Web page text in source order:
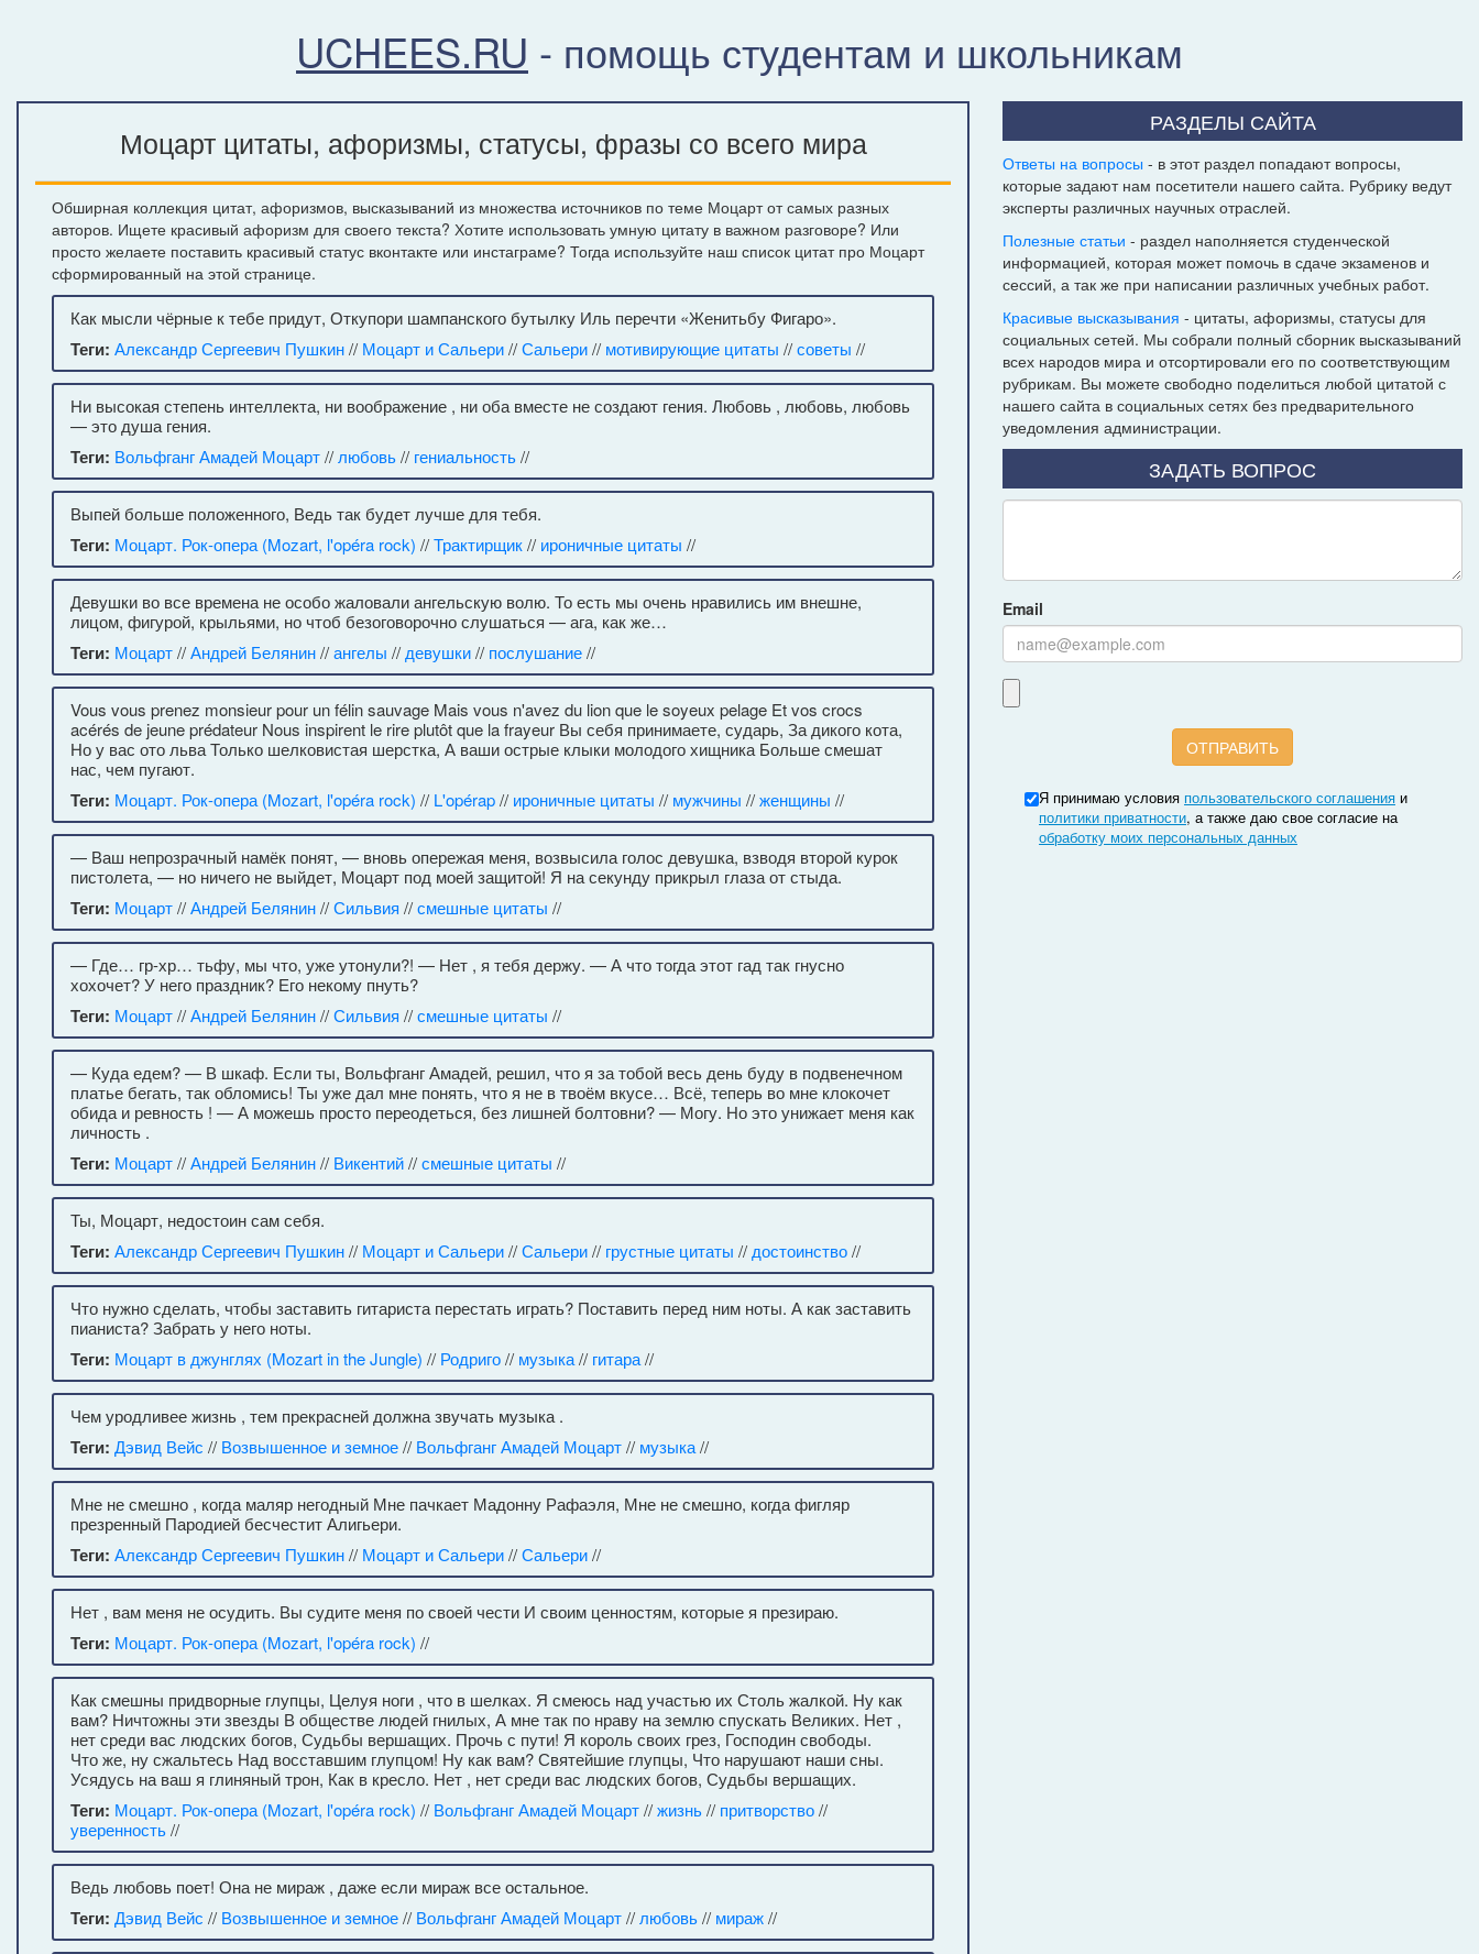
UCHEES.RU - помощь студентам и школьникам
Моцарт цитаты, афоризмы, статусы, фразы со всего мира
Обширная коллекция цитат, афоризмов, высказываний из множества источников по теме Моцарт от самых разных
авторов. Ищете красивый афоризм для своего текста? Хотите использовать умную цитату в важном разговоре? Или
просто желаете поставить красивый статус вконтакте или инстаграме? Тогда используйте наш список цитат про Моцарт
сформированный на этой странице.
Как мысли чёрные к тебе придут, Откупори шампанского бутылку Иль перечти «Женитьбу Фигаро».
Теги: Александр Сергеевич Пушкин// Моцарт и Сальери//Сальери// мотивирующие цитаты //советы //
Ни высокая степень интеллекта, ни воображение , ни оба вместе не создают гения. Любовь , любовь, любовь
— это душа гения.
Теги: Вольфганг Амадей Моцарт// любовь// гениальность//
Выпей больше положенного, Ведь так будет лучше для тебя.
Теги: Моцарт. Рок-опера (Mozart, l'opéra rock) //Трактирщик// ироничные цитаты //
Девушки во все времена не особо жаловали ангельскую волю. То есть мы очень нравились им внешне,
лицом, фигурой, крыльями, но чтоб безоговорочно слушаться — ага, как же…
Теги: Моцарт//Андрей Белянин//ангелы // девушки// послушание//
Vous vous prenez monsieur pour un félin sauvage Mais vous n'avez du lion que le soyeux pelage Et vos crocs
acérés de jeune prédateur Nous inspirent le rire plutôt que la frayeur Вы себя принимаете, сударь, За дикого кота,
Но у вас ото льва Только шелковистая шерстка, А ваши острые клыки молодого хищника Больше смешат
нас, чем пугают.
Теги: Моцарт. Рок-опера (Mozart, l'opéra rock) // L'opérap// ироничные цитаты // мужчины //женщины //
— Ваш непрозрачный намёк понят, — вновь опережая меня, возвысила голос девушка, взводя второй курок
пистолета, — но ничего не выйдет, Моцарт под моей защитой! Я на секунду прикрыл глаза от стыда.
Теги: Моцарт//Андрей Белянин//Сильвия //смешные цитаты //
— Где… гр-хр… тьфу, мы что, уже утонули?! — Нет , я тебя держу. — А что тогда этот гад так гнусно
хохочет? У него праздник? Его некому пнуть?
Теги: Моцарт//Андрей Белянин//Сильвия //смешные цитаты //
— Куда едем? — В шкаф. Если ты, Вольфганг Амадей, решил, что я за тобой весь день буду в подвенечном
платье бегать, так обломись! Ты уже дал мне понять, что я не в твоём вкусе… Всё, теперь во мне клокочет
обида и ревность ! — А можешь просто переодеться, без лишней болтовни? — Могу. Но это унижает меня как
личность .
Теги: Моцарт//Андрей Белянин// Викентий//смешные цитаты //
Ты, Моцарт, недостоин сам себя.
Теги: Александр Сергеевич Пушкин// Моцарт и Сальери//Сальери// грустные цитаты // достоинство//
Что нужно сделать, чтобы заставить гитариста перестать играть? Поставить перед ним ноты. А как заставить
пианиста? Забрать у него ноты.
Теги: Моцарт в джунглях (Mozart in the Jungle) // Родриго// музыка// гитара//
Чем уродливее жизнь , тем прекрасней должна звучать музыка .
Теги: Дэвид Вейс // Возвышенное и земное// Вольфганг Амадей Моцарт// музыка//
Мне не смешно , когда маляр негодный Мне пачкает Мадонну Рафаэля, Мне не смешно, когда фигляр
презренный Пародией бесчестит Алигьери.
Теги: Александр Сергеевич Пушкин// Моцарт и Сальери//Сальери//
Нет , вам меня не осудить. Вы судите меня по своей чести И своим ценностям, которые я презираю.
Теги: Моцарт. Рок-опера (Mozart, l'opéra rock) //
Как смешны придворные глупцы, Целуя ноги , что в шелках. Я смеюсь над участью их Столь жалкой. Ну как
вам? Ничтожны эти звезды В обществе людей гнилых, А мне так по нраву на землю спускать Великих. Нет ,
нет среди вас людских богов, Судьбы вершащих. Прочь с пути! Я король своих грез, Господин свободы.
Что же, ну сжальтесь Над восставшим глупцом! Ну как вам? Святейшие глупцы, Что нарушают наши сны.
Усядусь на ваш я глиняный трон, Как в кресло. Нет , нет среди вас людских богов, Судьбы вершащих.
Теги: Моцарт. Рок-опера (Mozart, l'opéra rock) // Вольфганг Амадей Моцарт//жизнь// притворство//
уверенность//
Ведь любовь поет! Она не мираж , даже если мираж все остальное.
Теги: Дэвид Вейс // Возвышенное и земное// Вольфганг Амадей Моцарт// любовь// мираж//
РАЗДЕЛЫ САЙТА
Ответы на вопросы - в этот раздел попадают вопросы,
которые задают нам посетители нашего сайта. Рубрику ведут
эксперты различных научных отраслей.
Полезные статьи - раздел наполняется студенческой
информацией, которая может помочь в сдаче экзаменов и
сессий, а так же при написании различных учебных работ.
Красивые высказывания - цитаты, афоризмы, статусы для
социальных сетей. Мы собрали полный сборник высказываний
всех народов мира и отсортировали его по соответствующим
рубрикам. Вы можете свободно поделиться любой цитатой с
нашего сайта в социальных сетях без предварительного
уведомления администрации.
ЗАДАТЬ ВОПРОС
Email
Я принимаю условия пользовательского соглашения и
политики приватности, а также даю свое согласие на
обработку моих персональных данных